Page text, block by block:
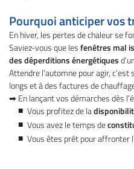
Pourquoi anticiper vos
En hiver, les pertes de chaleur se
Saviez-vous que lesfenêtres mal
des déperditions énergétiques
Attendre l’automne pour agir,
longs et à des factures de
➡ En lançant vos démarches dès
Vous profitez de la
Vous avez le temps de
Vous êtes prêt pour affronter